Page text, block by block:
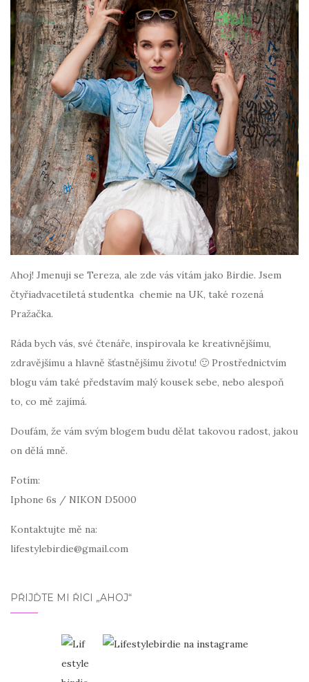
Ahoj! Jmenuji se Tereza, ale zde vás vítám jako Birdie. Jsem
čtyřiadvacetiletá studentka chemie na UK, také rozená
Pražačka.
Ráda bych vás, své čtenáře, inspirovala ke kreativnějšímu,
zdravějšímu a hlavně šťastnějšímu životu! 🙂 Prostřednictvím
blogu vám také představím malý kousek sebe, nebo alespoň
to, co mě zajímá.
Doufám, že vám svým blogem budu dělat takovou radost, jakou
on dělá mně.
Fotím:
Iphone 6s / NIKON D5000
Kontaktujte mě na:
lifestylebirdie@gmail.com
PŘIJĎTE MI ŘÍCI „AHOJ“